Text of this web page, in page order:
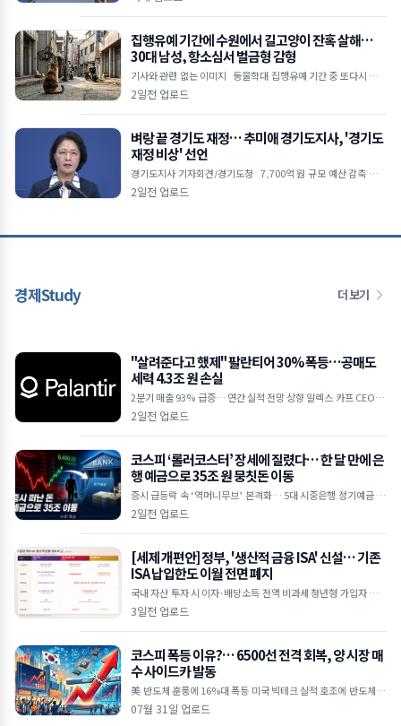
집행유예 기간에 수원에서 길고양이 잔혹 살해…
30대 남성, 항소심서 벌금형 감형
기사와 관련 없는 이미지 동물학대 집행유예 기간 중 또다시 고양
이 살해 범행 저질러 1심에서 징역 4개월 실형 선고받았으나 2심서
2일전 업로드
벼랑 끝 경기도 재정… 추미애 경기도지사, '경기도
재정 비상' 선언
경기도지사 기자회견/경기도청 7,700억 원 규모 예산 감축 불가
피 지방채 발행 한도 턱밑… 기금 바닥나 업무 경비 축소 및 불요불
2일전 업로드
경제Study 더 보기
"살려준다고 했제" 팔란티어 30% 폭등…공매도
세력 4.3조 원 손실
2분기 매출 93% 급증… 연간 실적 전망 상향 알렉스 카프 CEO "A
I 수요 상상을 초월하는 수준" 하루 만에 30억 달러 손실… 공매도
2일전 업로드
코스피 ‘롤러코스터’ 장세에 질렸다… 한 달 만에 은
행 예금으로 35조 원 뭉칫돈 이동
증시 급등락 속 ‘역머니무브’ 본격화… 5대 시중은행 정기예금 35
조 원 급증 한국은행 기준금리 인상 여파, 연 3%대 예금 금리 매력
2일전 업로드
[세제 개편안] 정부, '생산적 금융 ISA' 신설… 기존
ISA 납입한도 이월 전면 폐지
국내 자산 투자 시 이자·배당소득 전액 비과세 청년형 가입자 납입
액 10% 추가 소득공제 기존 일반 ISA는 납입한도 이월 폐지 및 최
3일전 업로드
코스피 폭등 이유?… 6500선 전격 회복, 양 시장 매
수 사이드카 발동
美 반도체 훈풍에 16%대 폭등 미국 빅테크 실적 호조에 반도체 투
심 대폭 개선 외국인 5조 원 대 폭풍 매수 삼성전자·SK하이닉스 2
07월 31일 업로드